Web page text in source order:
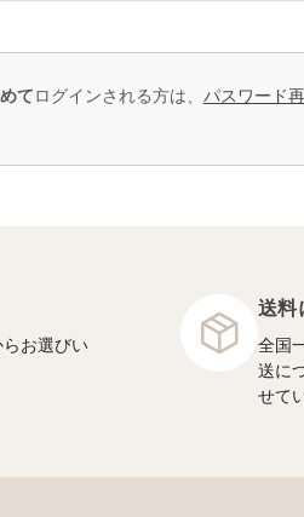
てログインされる方は、 パスワード
お選びい
送料
全国
送に
せて